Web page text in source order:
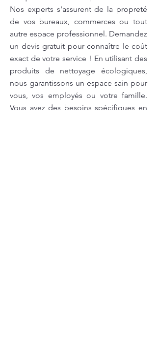
Nos experts s'assurent de la propreté
de vos bureaux, commerces ou tout
autre espace professionnel. Demandez
un devis gratuit pour connaître le coût
exact de votre service ! En utilisant des
produits de nettoyage écologiques,
nous garantissons un espace sain pour
vous, vos employés ou votre famille.
Vous avez des besoins spécifiques en